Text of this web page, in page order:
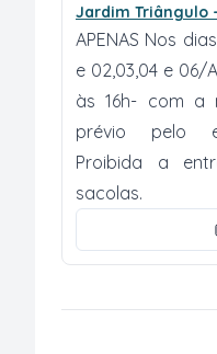
Jardim Triângulo
APENAS Nos
e 02,03,04 e 06/
às 16h- com a
prévio pelo
Proibida a
sacolas.